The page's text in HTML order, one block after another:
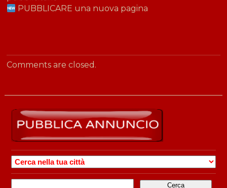
PUBBLICARE una nuova pagina
Comments are closed.
CERCA
GIGOLO
PER